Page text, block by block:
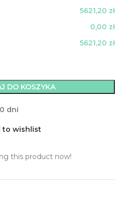
5621,20 zł
0,00 zł
5621,20 zł
DO KOSZYKA
dni
to wishlist
this product now!